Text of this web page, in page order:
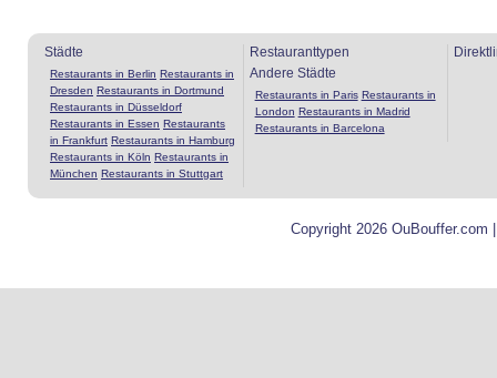
Städte
Restaurants in Berlin Restaurants in
Dresden Restaurants in Dortmund
Restaurants in Düsseldorf
Restaurants in Essen Restaurants
in Frankfurt Restaurants in Hamburg
Restaurants in Köln Restaurants in
München Restaurants in Stuttgart
Restauranttypen
Andere Städte
Restaurants in Paris Restaurants in
London Restaurants in Madrid
Restaurants in Barcelona
Copyright 2026 OuBouffer.com